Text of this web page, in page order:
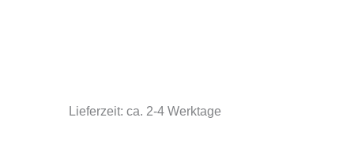
Lieferzeit: ca. 2-4 Werktage